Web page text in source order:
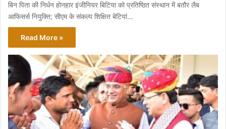
बिन पिता की निर्धन होनहार इंजीनियर बिटिया को प्रतिष्ठित संस्थान में बतौर लैब
आफिसर्स नियुक्ति; सीएम के संकल्प शिक्षित बेटियां…
Read More »